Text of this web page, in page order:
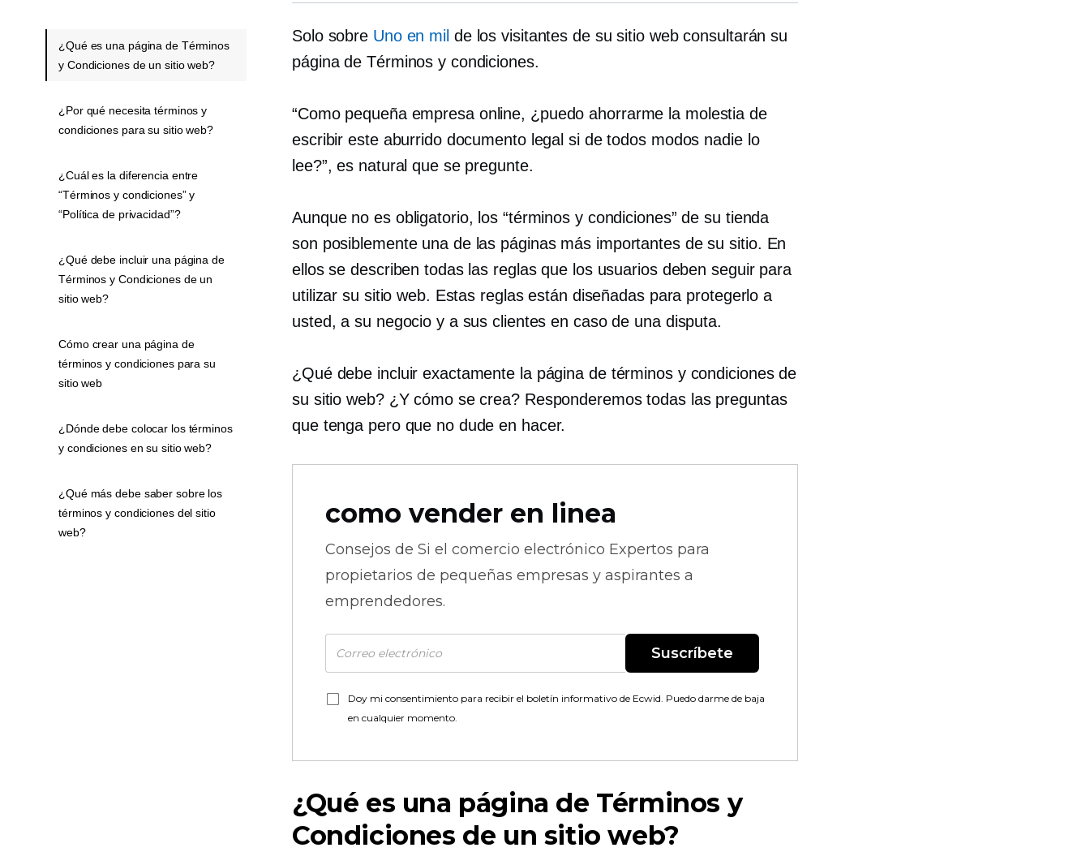
Solo sobre Uno en mil de los visitantes de su sitio web consultarán su
página de Términos y condiciones.
“Como pequeña empresa online, ¿puedo ahorrarme la molestia de
escribir este aburrido documento legal si de todos modos nadie lo
lee?”, es natural que se pregunte.
Aunque no es obligatorio, los “términos y condiciones” de su tienda
son posiblemente una de las páginas más importantes de su sitio. En
ellos se describen todas las reglas que los usuarios deben seguir para
utilizar su sitio web. Estas reglas están diseñadas para protegerlo a
usted, a su negocio y a sus clientes en caso de una disputa.
¿Qué debe incluir exactamente la página de términos y condiciones de
su sitio web? ¿Y cómo se crea? Responderemos todas las preguntas
que tenga pero que no dude en hacer.
como vender en linea
Consejos de Si el comercio electrónico Expertos para
propietarios de pequeñas empresas y aspirantes a
emprendedores.
Suscríbete
Doy mi consentimiento para recibir el boletín informativo de Ecwid. Puedo darme de baja
en cualquier momento.
¿Qué es una página de Términos y
Condiciones de un sitio web?
¿Qué es una página de Términos
y Condiciones de un sitio web?
¿Por qué necesita términos y
condiciones para su sitio web?
¿Cuál es la diferencia entre
“Términos y condiciones” y
“Política de privacidad”?
¿Qué debe incluir una página de
Términos y Condiciones de un
sitio web?
Cómo crear una página de
términos y condiciones para su
sitio web
¿Dónde debe colocar los términos
y condiciones en su sitio web?
¿Qué más debe saber sobre los
términos y condiciones del sitio
web?